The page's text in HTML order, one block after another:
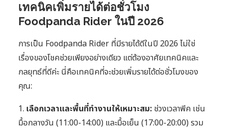
เทคนิคเพิ่มรายได้ต่อชั่วโมง
Foodpanda Rider ในปี 2026
การเป็น Foodpanda Rider ที่มีรายได้ดีในปี 2026 ไม่ใช่
เรื่องของโชคช่วยเพียงอย่างเดียว แต่ต้องอาศัยเทคนิคและ
กลยุทธ์ที่ดีค่ะ นี่คือเทคนิคที่จะช่วยเพิ่มรายได้ต่อชั่วโมงของ
คุณ:
1. เลือกเวลาและพื้นที่ทำงานให้เหมาะสม: ช่วงเวลาพีค เช่น
มื้อกลางวัน (11:00-14:00) และมื้อเย็น (17:00-20:00) รวม